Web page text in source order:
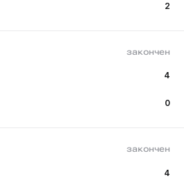
2
закончен
4
0
закончен
4